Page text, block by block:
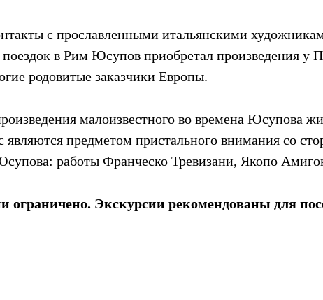
с прославленными итальянскими
в Рим Юсупов приобретал произведения у
родовитые заказчики Европы.
малоизвестного во времена Юсупова
являются предметом пристального внимания со
работы Франческо Тревизани, Якопо
ограничено. Экскурсии рекомендованы для